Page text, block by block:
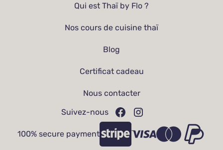
Qui est Thaï by Flo ?
Nos cours de cuisine thaï
Blog
Certificat cadeau
Nous contacter
Suivez-nous
100% secure payment